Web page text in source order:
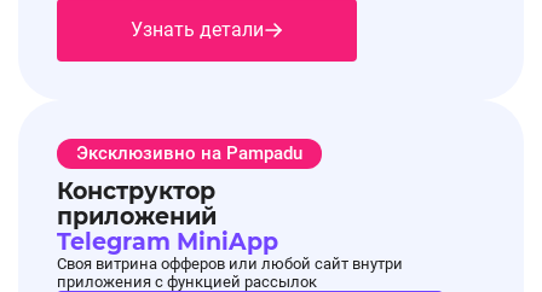
Узнать детали
Эксклюзивно на Pampadu
Конструктор
приложений
Telegram MiniApp
Своя витрина офферов или любой сайт внутри
приложения с функцией рассылок